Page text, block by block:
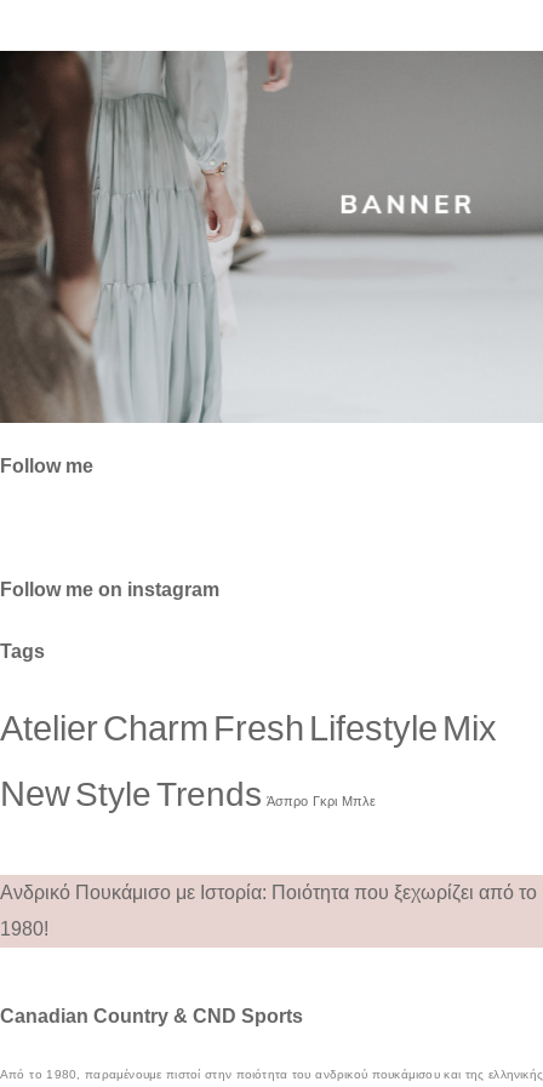
Follow me
Follow me on instagram
Tags
AtelierCharm Fresh Lifestyle Mix
NewStyleTrends Άσπρο Γκρι Μπλε
Ανδρικό Πουκάμισο με Ιστορία: Ποιότητα που ξεχωρίζει από το
1980!
Canadian Country & CND Sports
Από το 1980, παραμένουμε πιστοί στην ποιότητα του ανδρικού πουκάμισου και της ελληνικής